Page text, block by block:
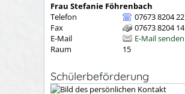
Frau Stefanie Föhrenbach
Telefon
07673 8204 22
Fax
07673 8204 14
E-Mail
E-Mail senden
Raum
15
Schülerbeförderung